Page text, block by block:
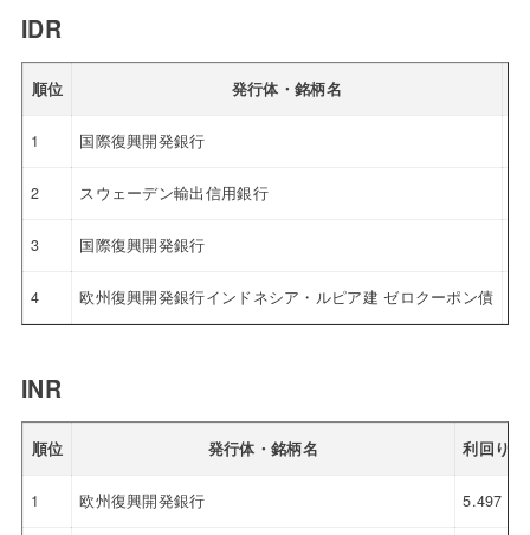
IDR
順位 発行体・銘柄名
1 国際復興開発銀行
2 スウェーデン輸出信用銀行
3 国際復興開発銀行
4 欧州復興開発銀行インドネシア・ルピア建 ゼロクーポン債
INR
順位 発行体・銘柄名 利回り
1 欧州復興開発銀行 5.497